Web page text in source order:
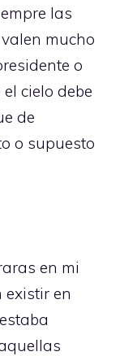
las
mucho
o
cielo debe
de
o supuesto
en mi
existir en